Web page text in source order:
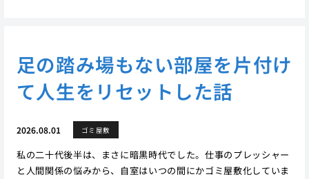
足の踏み場もない部屋を片付け
て人生をリセットした話
2026.08.01 ゴミ屋敷
私の二十代後半は、まさに暗黒時代でした。仕事のプレッシャー
と人間関係の悩みから、自室はいつの間にかゴミ屋敷化していま